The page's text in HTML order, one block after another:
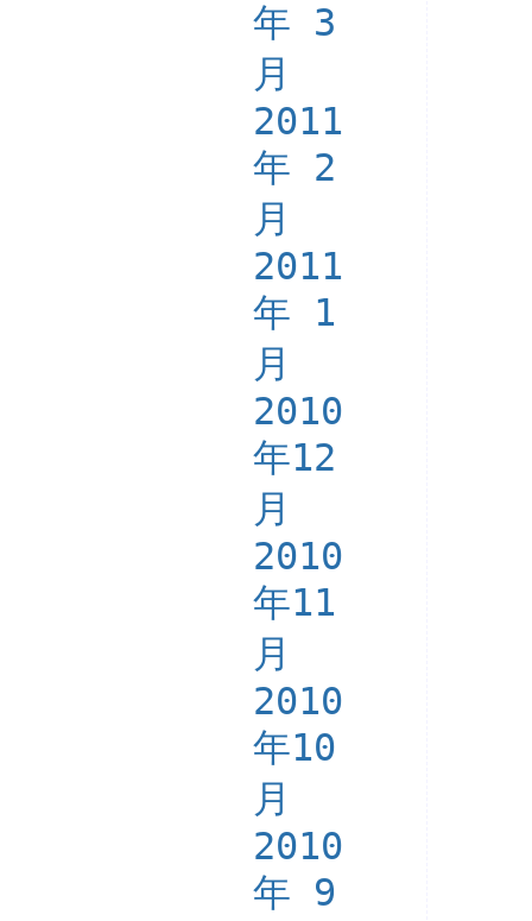
年 3
月
2011
年 2
月
2011
年 1
月
2010
年12
月
2010
年11
月
2010
年10
月
2010
年 9